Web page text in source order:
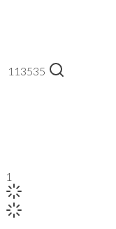
113535
1